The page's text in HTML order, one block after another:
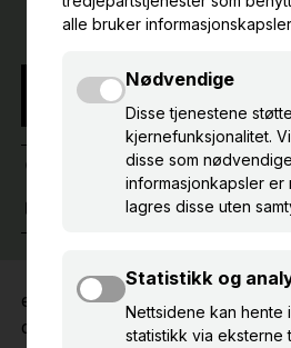
NB! Arrangementet
UDDEVALLA BOHUSLÄNS
18. sep. 2025
eKulturseminariet är en arena
digitalisering på museer och